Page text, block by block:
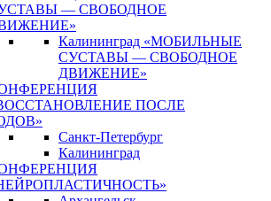
— СВОБОДНОЕ
Калининград «МОБИЛЬНЫЕ
СУСТАВЫ — СВОБОДНОЕ
ДВИЖЕНИЕ»
ПОСЛЕ
Санкт-Петербург
Калининград